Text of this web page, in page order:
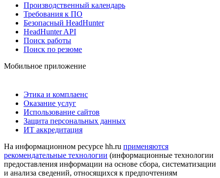
Производственный календарь
Требования к ПО
Безопасный HeadHunter
HeadHunter API
Поиск работы
Поиск по резюме
Мобильное приложение
Этика и комплаенс
Оказание услуг
Использование сайтов
Защита персональных данных
ИТ аккредитация
На информационном ресурсе hh.ru применяются
рекомендательные технологии (информационные технологии
предоставления информации на основе сбора, систематизации
и анализа сведений, относящихся к предпочтениям